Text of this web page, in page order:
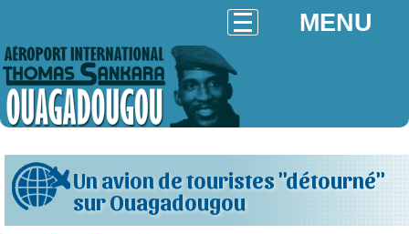
MENU
Un avion de touristes "détourné"
sur Ouagadougou